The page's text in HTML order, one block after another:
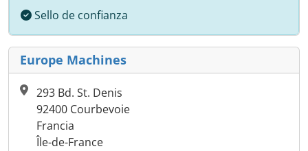
Sello de confianza
Europe Machines
293 Bd. St. Denis
92400 Courbevoie
Francia
Île-de-France